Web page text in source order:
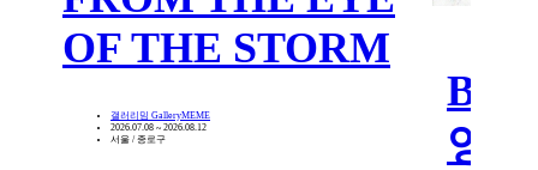
OF THE STORM
갤러리밈 GalleryMEME
2026.07.08 ~ 2026.08.12
서울 / 종로구
영